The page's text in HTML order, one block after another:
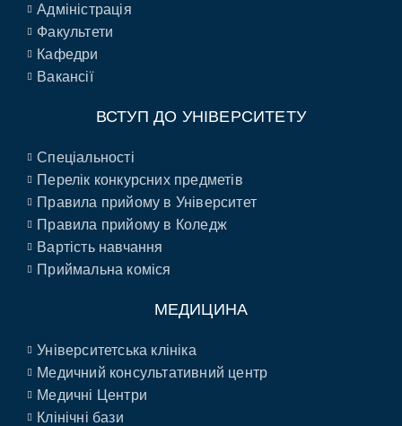
Адміністрація
Факультети
Кафедри
Вакансії
ВСТУП ДО УНІВЕРСИТЕТУ
Спеціальності
Перелік конкурсних предметів
Правила прийому в Університет
Правила прийому в Коледж
Вартість навчання
Приймальна коміся
МЕДИЦИНА
Університетська клініка
Медичний консультативний центр
Медичні Центри
Клінічні бази